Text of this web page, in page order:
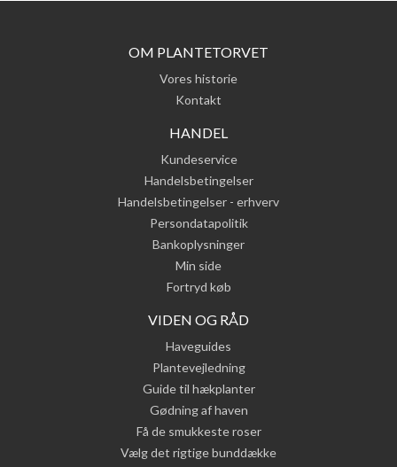
OM PLANTETORVET
Vores historie
Kontakt
HANDEL
Kundeservice
Handelsbetingelser
Handelsbetingelser - erhverv
Persondatapolitik
Bankoplysninger
Min side
Fortryd køb
VIDEN OG RÅD
Haveguides
Plantevejledning
Guide til hækplanter
Gødning af haven
Få de smukkeste roser
Vælg det rigtige bunddække